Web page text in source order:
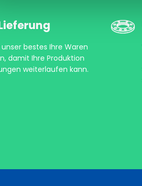
bestes Ihre Waren
damit Ihre Produktion
weiterlaufen kann.